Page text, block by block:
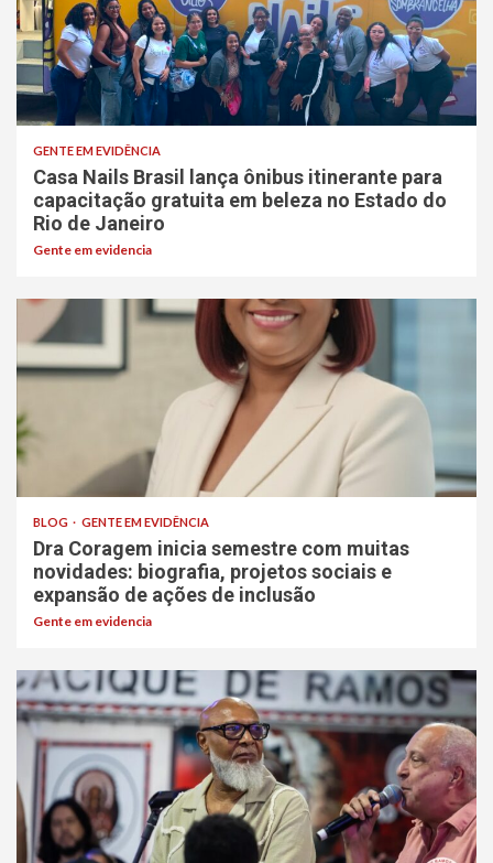
GENTE EM EVIDÊNCIA
Casa Nails Brasil lança ônibus itinerante para
capacitação gratuita em beleza no Estado do
Rio de Janeiro
Gente em evidencia
BLOG GENTE EM EVIDÊNCIA
Dra Coragem inicia semestre com muitas
novidades: biografia, projetos sociais e
expansão de ações de inclusão
Gente em evidencia